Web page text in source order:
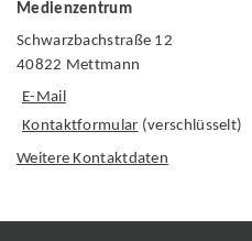
Medienzentrum
Schwarzbachstraße 12
40822 Mettmann
E-Mail
Kontaktformular (verschlüsselt)
Weitere Kontaktdaten